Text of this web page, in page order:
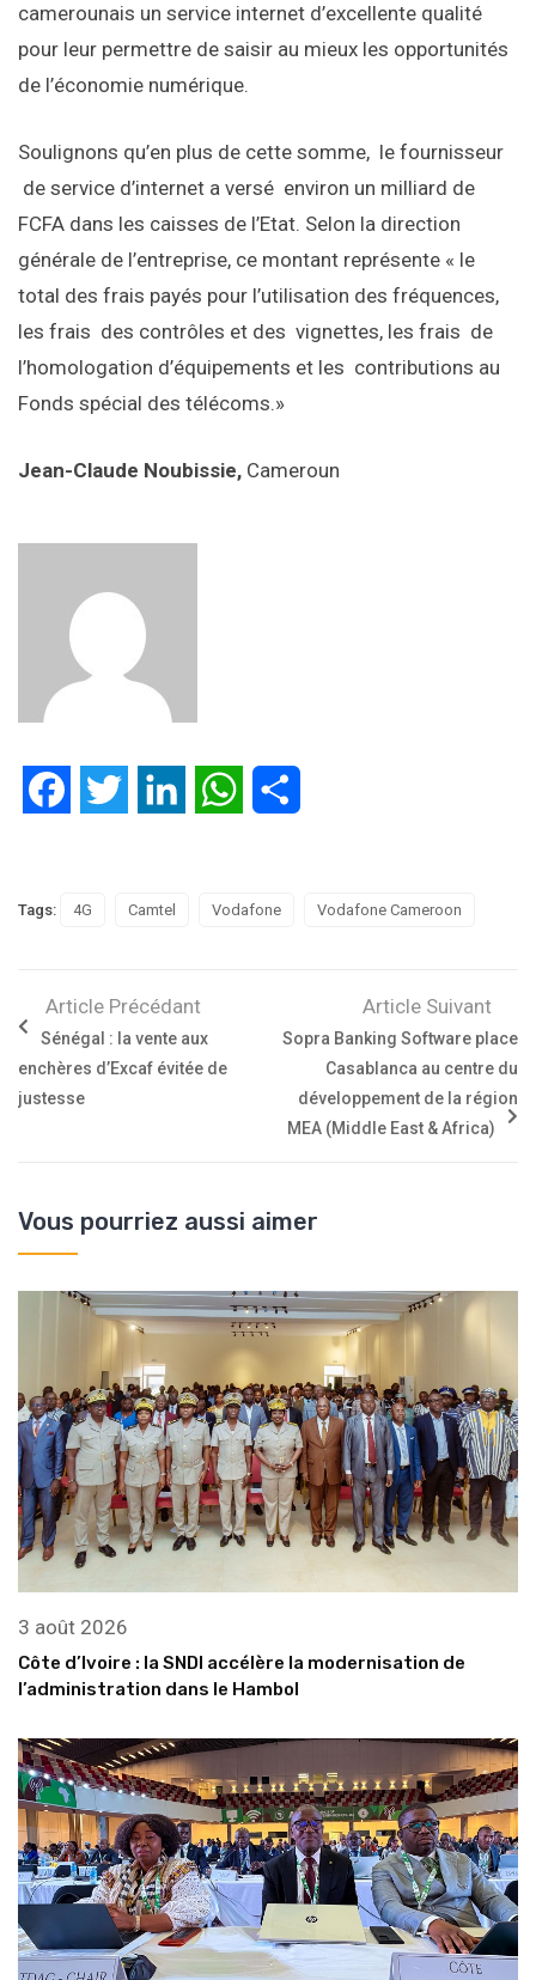
camerounais un service internet d’excellente qualité
pour leur permettre de saisir au mieux les opportunités
de l’économie numérique.
Soulignons qu’en plus de cette somme, le fournisseur
de service d’internet a versé environ un milliard de
FCFA dans les caisses de l’Etat. Selon la direction
générale de l’entreprise, ce montant représente « le
total des frais payés pour l’utilisation des fréquences,
les frais des contrôles et des vignettes, les frais de
l’homologation d’équipements et les contributions au
Fonds spécial des télécoms.»
Jean-Claude Noubissie, Cameroun
FacebookTwitter LinkedIn WhatsApp
Tags: 4G Camtel Vodafone Vodafone Cameroon
Article Précédant
Sénégal : la vente aux
enchères d’Excaf évitée de
justesse
Article Suivant
Sopra Banking Software place
Casablanca au centre du
développement de la région
MEA (Middle East & Africa)
Vous pourriez aussi aimer
3 août 2026
Côte d’Ivoire : la SNDI accélère la modernisation de
l’administration dans le Hambol